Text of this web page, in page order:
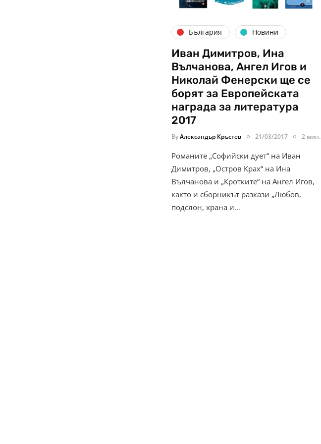
България Новини
Иван Димитров, Ина
Вълчанова, Ангел Игов и
Николай Фенерски ще се
борят за Европейската
награда за литература
2017
ByАлександър Кръстев 21/03/2017 2 мин.
Романите „Софийски дует“ на Иван
Димитров, „Остров Крах“ на Ина
Вълчанова и „Кротките“ на Ангел Игов,
както и сборникът разкази „Любов,
подслон, храна и…